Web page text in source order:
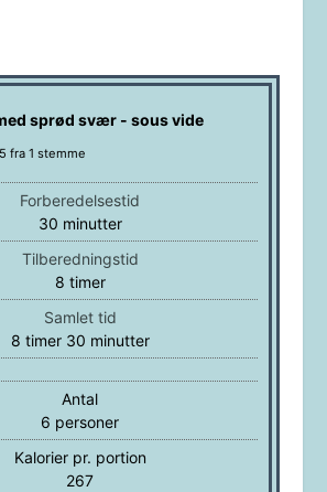
sprød svær - sous vide
5 fra 1 stemme
Forberedelsestid
30minutter
minutter
Tilberedningstid
8timer
timer
Samlet tid
8timer
timer 30minutter
minutter
Antal
6 personer
Kalorier pr. portion
267